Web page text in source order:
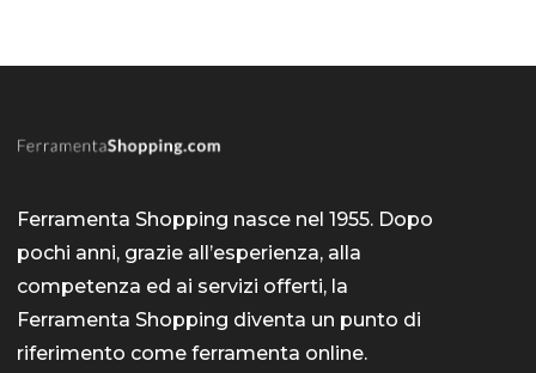
Ferramenta Shopping nasce nel 1955. Dopo
pochi anni, grazie all’esperienza, alla
competenza ed ai servizi offerti, la
Ferramenta Shopping diventa un punto di
riferimento come ferramenta online.